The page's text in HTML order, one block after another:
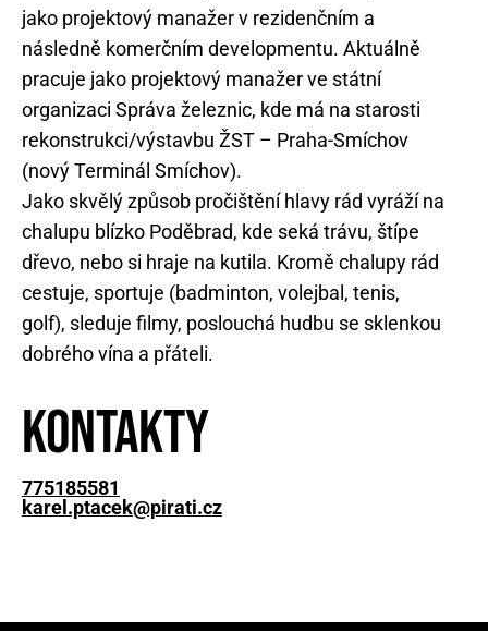
jako projektový manažer v rezidenčním a
následně komerčním developmentu. Aktuálně
pracuje jako projektový manažer ve státní
organizaci Správa železnic, kde má na starosti
rekonstrukci/výstavbu ŽST – Praha-Smíchov
(nový Terminál Smíchov).
Jako skvělý způsob pročištění hlavy rád vyráží na
chalupu blízko Poděbrad, kde seká trávu, štípe
dřevo, nebo si hraje na kutila. Kromě chalupy rád
cestuje, sportuje (badminton, volejbal, tenis,
golf), sleduje filmy, poslouchá hudbu se sklenkou
dobrého vína a přáteli.
Kontakty
775185581
karel.ptacek@pirati.cz